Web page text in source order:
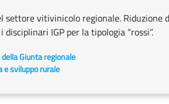
settore vitivinicolo regionale. Riduzione
IGP per la tipologia “rossi”.
Giunta regionale
e sviluppo rurale